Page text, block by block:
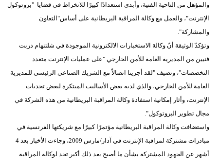
والمؤهل من الناحية الفنية، وأبدى استعدادًا كبيرًا للانخراط في قضايا "بروتوكول
الإنترنت"، والعمل مع وكالة المراقبة البريطانية على أساس"التعاون
والمشاركة".
وتؤكدّ الوثيقة أنّ وكالة الاستخبارات الالكترونية الموجودة في شلتنهام دربت
فنيين من المديرية العامة للأمن الخارجي "على عمليات الإنترنت متعدد
التخصصات"، وتضيف "لقد أجرينا اتصالاً مع الشريك الصناعي الرئيسي للمديرية
العامة للأمن الخارجي، والذي لديه بعض الأساليب المبتكرة لبعض تحديات
الإنترنت، وأثار إمكانية استفادة وكالة المراقبة البريطانية من هذه الشركة في
مجال تطوير البروتوكول".
واستضافت وكالة المراقبة البريطانية مؤتمرًا كبيرًا مع شريكتها الفرنسية في
مبادرات مشتركة لمراقبة الإنترنت في آذار/مارس 2009، وجاءت الأخبار بعد 4
أشهر عن الجهود المشتركة بشأن ما أصبح بعد ذلك أكبر تحد لوكالة المراقبة